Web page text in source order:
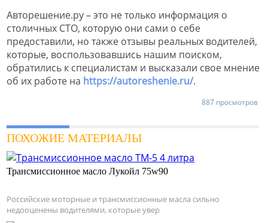
Авторешение.ру – это не только информация о
столичных СТО, которую они сами о себе
предоставили, но также отзывы реальных водителей,
которые, воспользовавшись нашим поиском,
обратились к специалистам и высказали свое мнение
об их работе на https://autoreshenie.ru/.
887 просмотров
ПОХОЖИЕ МАТЕРИАЛЫ
Трансмиссионное масло Лукойл 75w90
Российские моторные и трансмиссионные масла сильно
недооценены водителями, которые увер